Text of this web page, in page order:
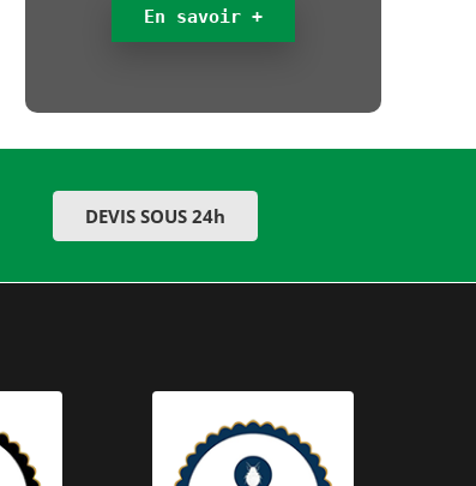
En savoir +
DEVIS SOUS 24h